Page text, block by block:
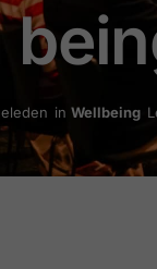
in Wellbeing